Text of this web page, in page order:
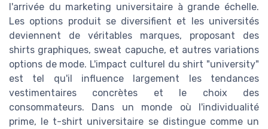
l'arrivée du marketing universitaire à grande échelle.
Les options produit se diversifient et les universités
deviennent de véritables marques, proposant des
shirts graphiques, sweat capuche, et autres variations
options de mode. L'impact culturel du shirt "university"
est tel qu'il influence largement les tendances
vestimentaires concrètes et le choix des
consommateurs. Dans un monde où l'individualité
prime, le t-shirt universitaire se distingue comme un